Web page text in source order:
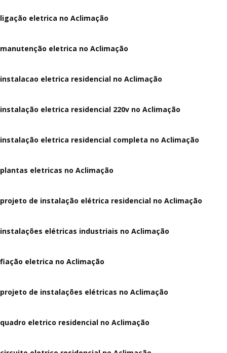
ligação eletrica no Aclimação
manutenção eletrica no Aclimação
instalacao eletrica residencial no Aclimação
instalação eletrica residencial 220v no Aclimação
instalação eletrica residencial completa no Aclimação
plantas eletricas no Aclimação
projeto de instalação elétrica residencial no Aclimação
instalações elétricas industriais no Aclimação
fiação eletrica no Aclimação
projeto de instalações elétricas no Aclimação
quadro eletrico residencial no Aclimação